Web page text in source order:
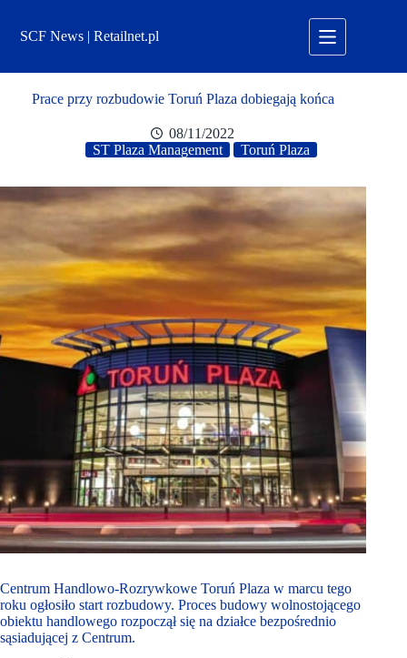
treściSCF News | Retailnet.pl
Prace przy rozbudowie Toruń Plaza dobiegają końca
08/11/2022
ST Plaza Management
Toruń Plaza
Centrum Handlowo-Rozrywkowe Toruń Plaza w marcu tego
roku ogłosiło start rozbudowy. Proces budowy wolnostojącego
obiektu handlowego rozpoczął się na działce bezpośrednio
sąsiadującej z Centrum.